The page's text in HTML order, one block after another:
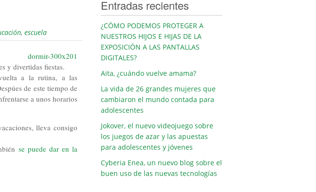
, escuela
y divertidas fiestas.
a la rutina, a las
de este tiempo de
a unos horarios
lleva consigo
se puede dar en la
Entradas recientes
¿CÓMO PODEMOS PROTEGER A
NUESTROS HIJOS E HIJAS DE LA
EXPOSICIÓN A LAS PANTALLAS
DIGITALES?
Aita, ¿cuándo vuelve amama?
La vida de 26 grandes mujeres que
cambiaron el mundo contada para
adolescentes
Jokover, el nuevo videojuego sobre
los juegos de azar y las apuestas
para adolescentes y jóvenes
Cyberia Enea, un nuevo blog sobre el
buen uso de las nuevas tecnologías